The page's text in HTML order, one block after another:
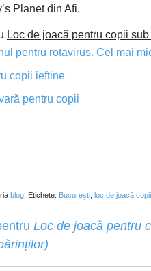
Planet din Afi.
Loc de joacă pentru copii
pentru rotavirus. Cel mai
copii ieftine
pentru copii
blog . Etichete: Bucureşti loc de joacă copii
Loc de joacă pentru